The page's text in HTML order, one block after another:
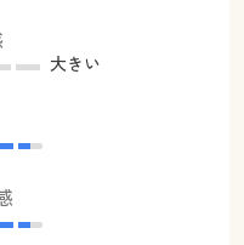
大きい